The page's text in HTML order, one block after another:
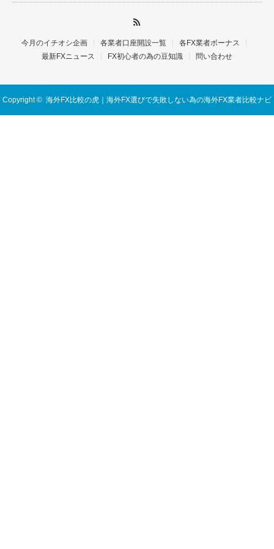
今月のイチオシ企画 各業者口座開設一覧
各FX業者ボーナス
最新FXニュース
FX初心者の為の豆知識 問い合わせ
Copyright © 海外FX比較の虎｜海外FX選びで失敗しない為の海外FX業者比較ナビ